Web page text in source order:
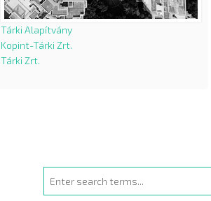
Tárki Alapítvány
Kopint-Tárki Zrt.
Tárki Zrt.